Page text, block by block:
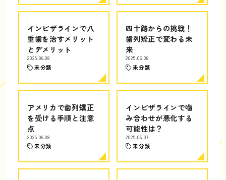
インビザラインで八
重歯を治すメリット
とデメリット
2025.06.08
未分類
四十路からの挑戦！
歯列矯正で変わる未
来
2025.06.08
未分類
アメリカで歯列矯正
を受ける手順と注意
点
2025.06.08
未分類
インビザラインで噛
み合わせが悪化する
可能性は？
2025.06.07
未分類